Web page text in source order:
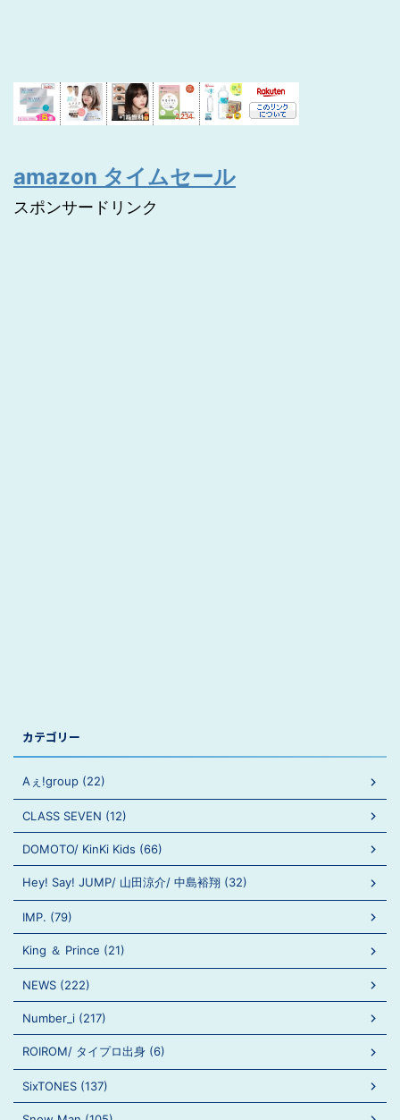
amazon タイムセール
スポンサードリンク
カテゴリー
Aぇ!group (22)
CLASS SEVEN (12)
DOMOTO/ KinKi Kids (66)
Hey! Say! JUMP/ 山田涼介/ 中島裕翔 (32)
IMP. (79)
King ＆ Prince (21)
NEWS (222)
Number_i (217)
ROIROM/ タイプロ出身 (6)
SixTONES (137)